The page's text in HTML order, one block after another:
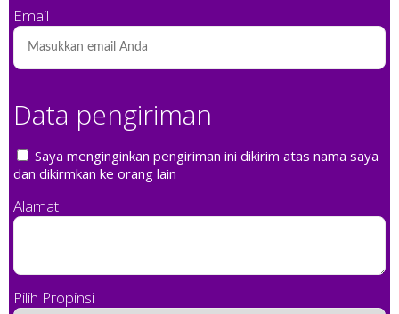
Email
Data pengiriman
Saya menginginkan pengiriman ini dikirim atas nama saya
dan dikirmkan ke orang lain
Alamat
Pilih Propinsi